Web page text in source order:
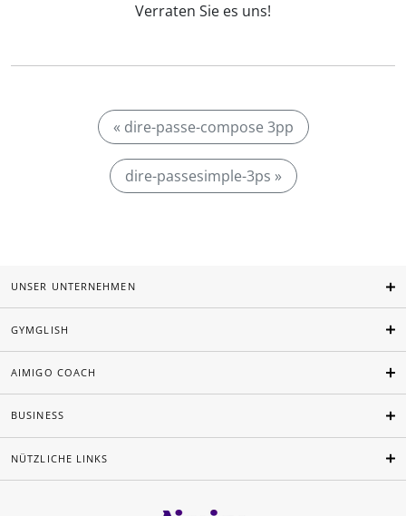
Verraten Sie es uns!
« dire-passe-compose 3pp
dire-passesimple-3ps »
UNSER UNTERNEHMEN
GYMGLISH
AIMIGO COACH
BUSINESS
NÜTZLICHE LINKS